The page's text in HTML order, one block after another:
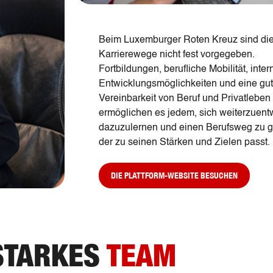
Beim Luxemburger Roten Kreuz sind
Karrierewege nicht fest vorgegeben.
Fortbildungen, berufliche Mobilität,
Entwicklungsmöglichkeiten und eine
Vereinbarkeit von Beruf und Privatleben
ermöglichen es jedem, sich
dazuzulernen und einen Berufsweg zu
der zu seinen Stärken und Zielen passt.
DIE PLATTFORM-WEBSITE BESUCHEN
TEAM